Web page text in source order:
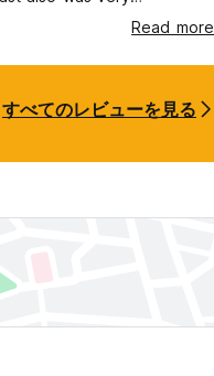
Read more
すべてのレビューを見る